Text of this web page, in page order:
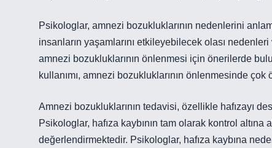
Psikologlar, amnezi bozukluklarının nedenlerini
insanların yaşamlarını etkileyebilecek olası
amnezi bozukluklarının önlenmesi için önerilerde
kullanımı, amnezi bozukluklarının önlenmesinde çok
Amnezi bozukluklarının tedavisi, özellikle hafızayı
Psikologlar, hafıza kaybının tam olarak kontrol
değerlendirmektedir. Psikologlar, hafıza kaybına